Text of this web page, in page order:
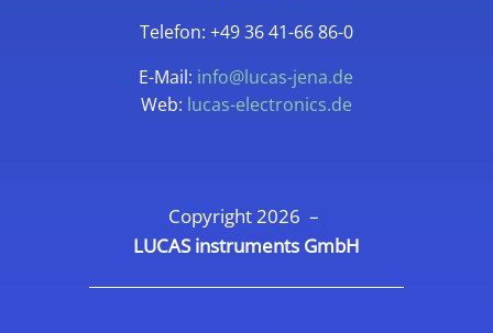
Telefon: +49 36 41-66 86-0
E-Mail: info@lucas-jena.de
Web: lucas-electronics.de
Copyright 2026 –
LUCAS instruments GmbH